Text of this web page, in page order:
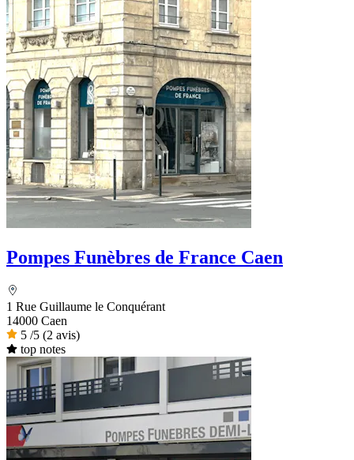
Pompes Funèbres de France Caen
1 Rue Guillaume le Conquérant
14000 Caen
5 /5 (2 avis)
top notes